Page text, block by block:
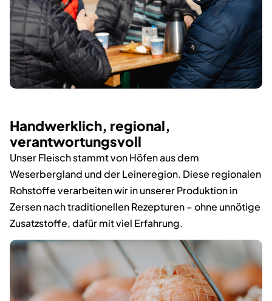
Handwerklich, regional,
verantwortungsvoll
Unser Fleisch stammt von Höfen aus dem
Weserbergland und der Leineregion. Diese regionalen
Rohstoffe verarbeiten wir in unserer Produktion in
Zersen nach traditionellen Rezepturen – ohne unnötige
Zusatzstoffe, dafür mit viel Erfahrung.